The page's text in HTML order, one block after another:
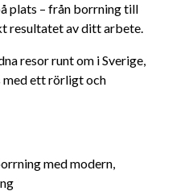
plats – från borrning till
resultatet av ditt arbete.
resor runt om i Sverige,
med ett rörligt och
med modern,